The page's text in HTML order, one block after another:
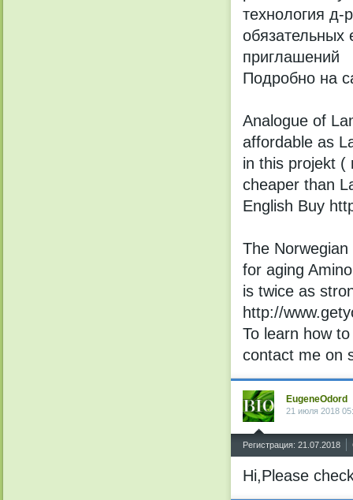
технология д-
обязательных
приглашений
Подробно на
Analogue of
affordable as
in this projekt (
cheaper than
English Buy
The
for aging
is twice as
http://
To learn how
contact me on
EugeneOdord
21 июля 2018
Регистрация: 21.07.2018
Hi,Please